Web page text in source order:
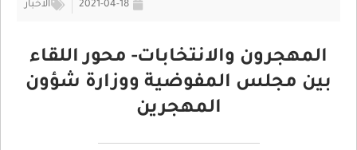
2021-04-18 الأخبار
المهجرون والانتخابات- محور اللقاء
بين مجلس المفوضية ووزارة شؤون
المهجرين